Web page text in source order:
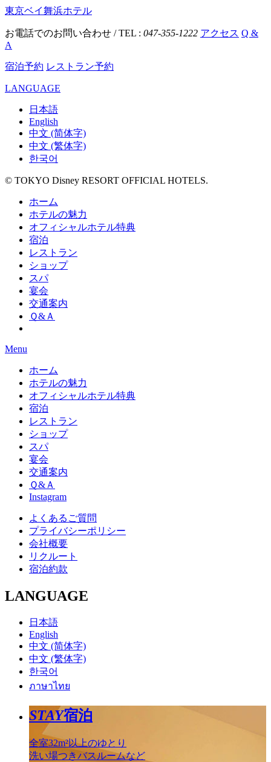
東京ベイ舞浜ホテル
お電話でのお問い合わせ / TEL : 047-355-1222 アクセス Q &
A
宿泊予約 レストラン予約
LANGUAGE
日本語
English
中文 (简体字)
中文 (繁体字)
한국어
© TOKYO Disney RESORT OFFICIAL HOTELS.
ホーム
ホテルの魅力
オフィシャルホテル特典
宿泊
レストラン
ショップ
スパ
宴会
交通案内
Ｑ&Ａ
Menu
ホーム
ホテルの魅力
オフィシャルホテル特典
宿泊
レストラン
ショップ
スパ
宴会
交通案内
Ｑ&Ａ
Instagram
よくあるご質問
プライバシーポリシー
会社概要
リクルート
宿泊約款
LANGUAGE
日本語
English
中文 (简体字)
中文 (繁体字)
한국어
ภาษาไทย
STAY宿泊
全室32m²以上のゆとり
洗い場つきバスルームなど